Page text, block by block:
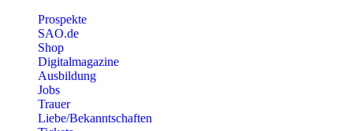
Prospekte
SAO.de
Shop
Digitalmagazine
Ausbildung
Jobs
Trauer
Liebe/Bekanntschaften